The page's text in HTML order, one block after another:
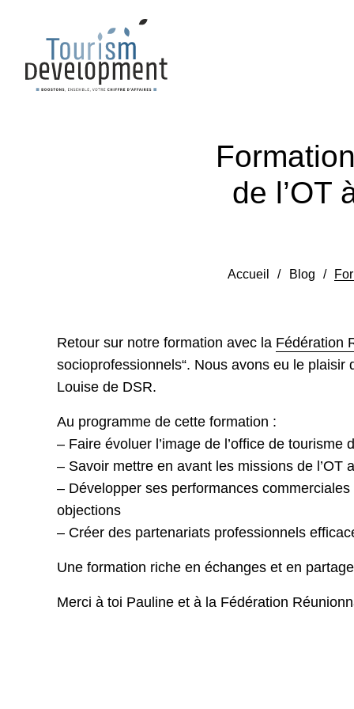
de l’OT
Accueil / Blog /
Retour sur notre formation avec la Fédération
socioprofessionnels“. Nous avons eu le plaisir
Louise de DSR.
Au programme de cette formation :
– Faire évoluer l’image de l’office de
– Savoir mettre en avant les missions de l’OT
– Développer ses performances
objections
– Créer des partenariats professionnels
Une formation riche en échanges et en
Merci à toi Pauline et à la Fédération